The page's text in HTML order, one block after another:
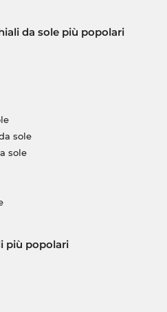
da sole più popolari
sole
sole
più popolari